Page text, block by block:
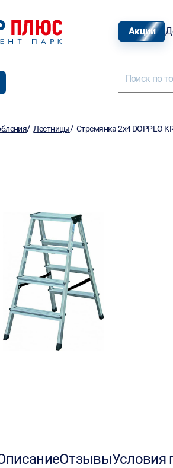
Акции
/Лестницы/ Стремянка 2х4 DOPPLO
ОтзывыУсловия